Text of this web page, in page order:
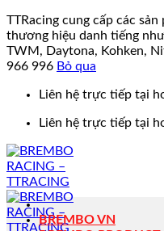
TTRacing cung cấp các
thương hiệu danh tiếng
TWM, Daytona, Kohken,
966 996 Bỏ qua
Liên hệ trực tiếp tại
Liên hệ trực tiếp tại
BREMBO VN